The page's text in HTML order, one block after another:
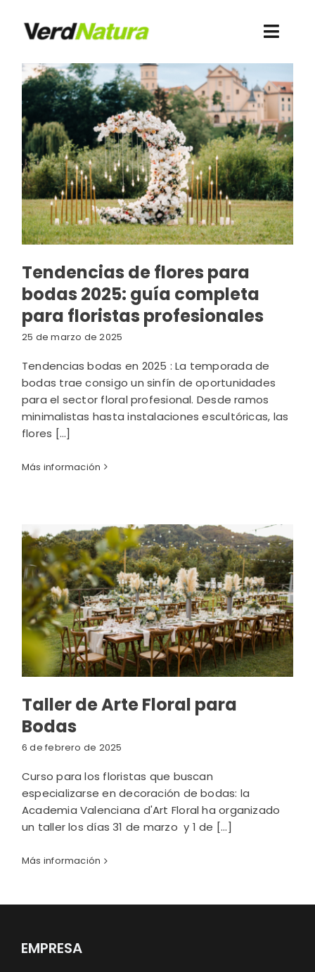
contenido
Conócenos
Quiero comprar
Contacto
Recursos
Webshop Antigua
Acceso clientes
Tendencias de flores para
bodas 2025: guía completa
para floristas profesionales
25 de marzo de 2025
Tendencias bodas en 2025 : La temporada de
bodas trae consigo un sinfín de oportunidades
para el sector floral profesional. Desde ramos
minimalistas hasta instalaciones escultóricas, las
flores [...]
Más información
Taller de Arte Floral para
Bodas
6 de febrero de 2025
Curso para los floristas que buscan
especializarse en decoración de bodas: la
Academia Valenciana d'Art Floral ha organizado
un taller los días 31 de marzo y 1 de [...]
Más información
EMPRESA